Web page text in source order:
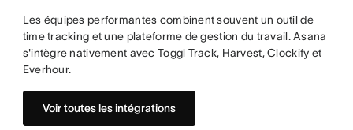
Les équipes performantes combinent souvent un outil de
time tracking et une plateforme de gestion du travail. Asana
s'intègre nativement avec Toggl Track, Harvest, Clockify et
Everhour.
Voir toutes les intégrations